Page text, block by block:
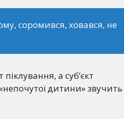
соромився, ховався, не
а суб’єкт
дитини» звучить